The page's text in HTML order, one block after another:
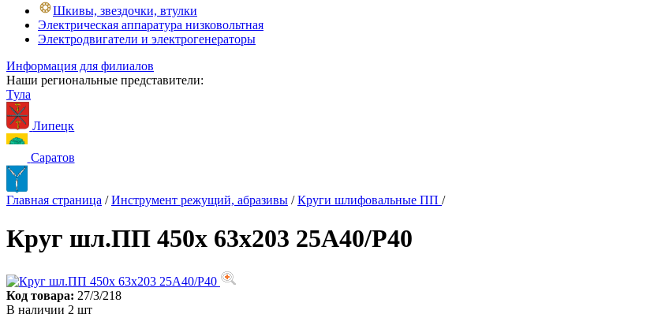
Шкивы, звездочки, втулки
Электрическая аппаратура низковольтная
Электродвигатели и электрогенераторы
Информация для филиалов
Наши региональные представители:
Тула
Липецк
Саратов
Главная страница / Инструмент режущий, абразивы / Круги шлифовальные ПП /
Круг шл.ПП 450х 63х203 25А40/Р40
Код товара: 27/3/218
В наличии 2 шт